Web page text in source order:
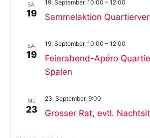
SA.
19 Sammelaktion
19. September, 10:00 – 12:00
SA.
19
Feierabend-Apéro
Spalen
19. September, 10:00 – 12:00
MI.
23 Grosser Rat, evtl.
23. September, 9:00